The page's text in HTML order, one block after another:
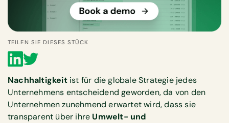
TEILEN SIE DIESES STÜCK
Nachhaltigkeitist für die globale Strategie jedes
Unternehmens entscheidend geworden, da von den
Unternehmen zunehmend erwartet wird, dass sie
transparent über ihre Umwelt- und